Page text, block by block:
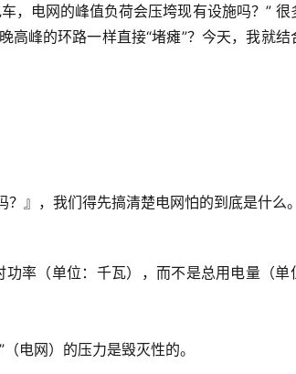
，电网的峰值负荷会压垮现有设施吗？” 很
高峰的环路一样直接“堵瘫”？今天，我就结
』，我们得先搞清楚电网怕的到底是什么
功率 （单位：千瓦），而不是总用电量（单
电网）的压力是毁灭性的。